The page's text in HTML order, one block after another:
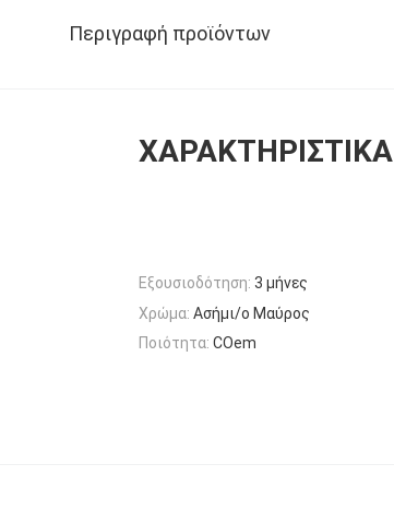
Περιγραφή προϊόντων
ΧΑΡΑΚΤΗΡΙΣΤΙΚΆ
Εξουσιοδότηση: 3 μήνες
Χρώμα: Ασήμι/ο Μαύρος
Ποιότητα: COem